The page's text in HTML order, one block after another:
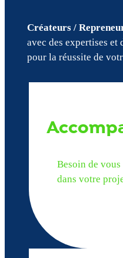
Créateurs /
avec des expertises et
pour la réussite de
Besoin de
dans votre